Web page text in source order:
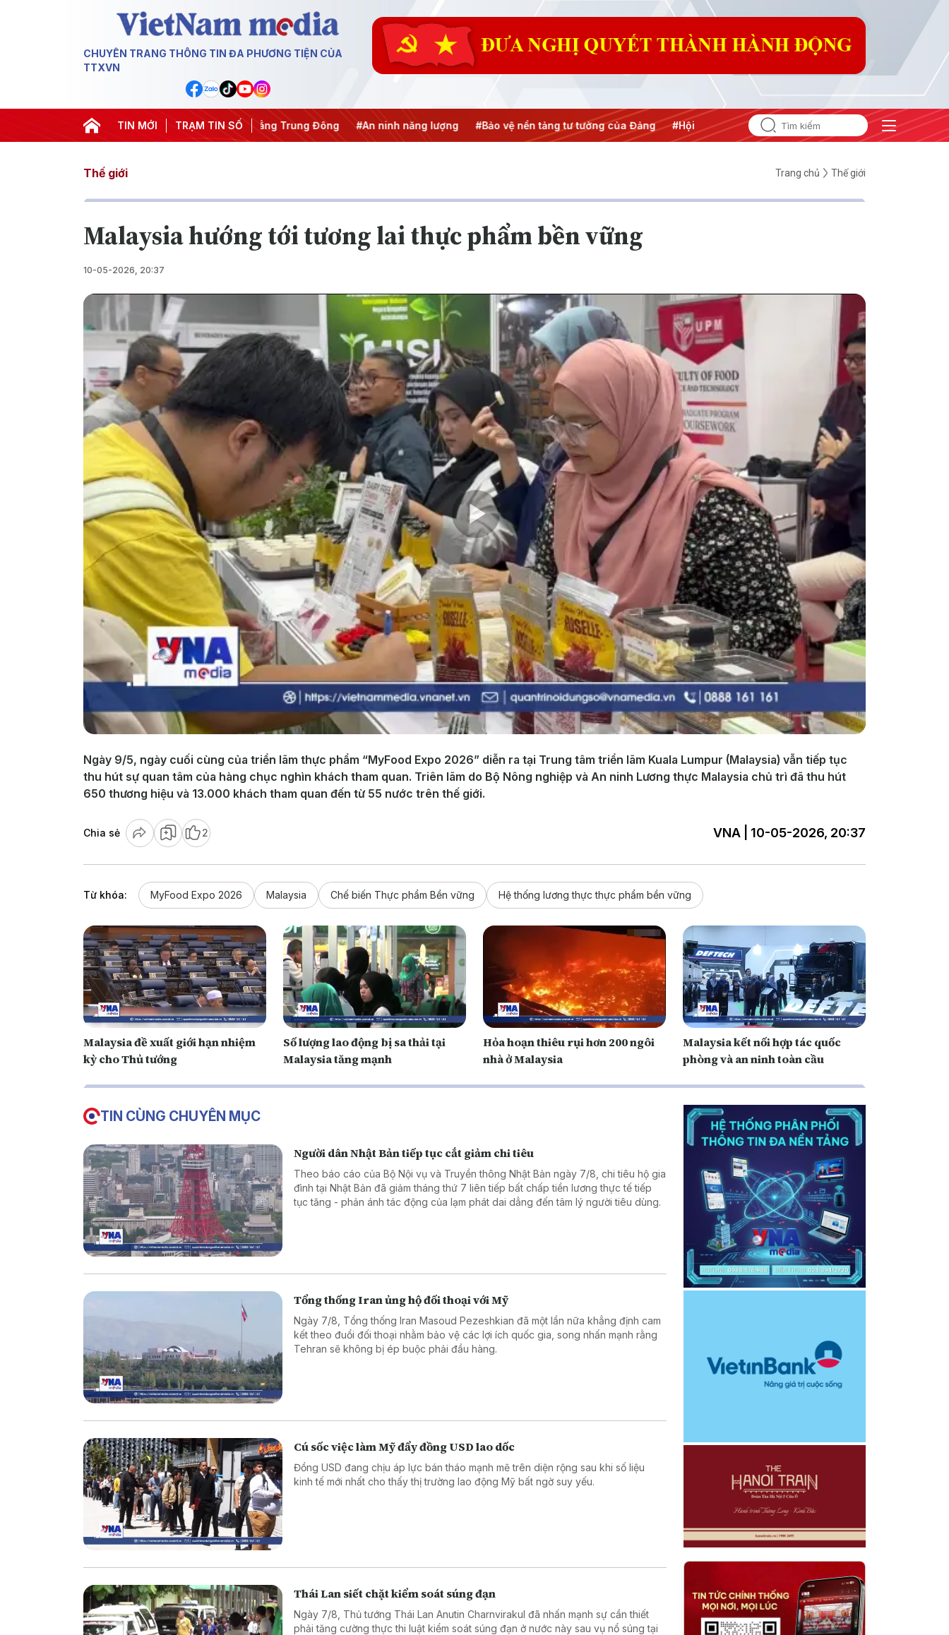
CHUYÊN TRANG THÔNG TIN ĐA PHƯƠNG TIỆN CỦA
TTXVN
TIN MỚI TRẠM TIN SỐ
#Chống khai thác IUU #Căng thẳng Trung Đông #An ninh năng lượng #Bảo vệ nền tảng tư tưởng của Đảng #Hội nghị Trung ương 3
Thế giới Trang chủ Thế giới
Malaysia hướng tới tương lai thực phẩm bền vững
10-05-2026, 20:37
Play
Video
Ngày 9/5, ngày cuối cùng của triển lãm thực phẩm “MyFood Expo 2026” diễn ra tại Trung tâm triển lãm Kuala Lumpur (Malaysia) vẫn tiếp tục
thu hút sự quan tâm của hàng chục nghìn khách tham quan. Triên lãm do Bộ Nông nghiệp và An ninh Lương thực Malaysia chủ trì đã thu hút
650 thương hiệu và 13.000 khách tham quan đến từ 55 nước trên thế giới.
Chia sẻ 2 VNA | 10-05-2026, 20:37
Từ khóa: MyFood Expo 2026 Malaysia Chế biến Thực phẩm Bền vững Hệ thống lương thực thực phẩm bền vững
Malaysia đề xuất giới hạn nhiệm
kỳ cho Thủ tướng
Số lượng lao động bị sa thải tại
Malaysia tăng mạnh
Hỏa hoạn thiêu rụi hơn 200 ngôi
nhà ở Malaysia
Malaysia kết nối hợp tác quốc
phòng và an ninh toàn cầu
TIN CÙNG CHUYÊN MỤC
Người dân Nhật Bản tiếp tục cắt giảm chi tiêu
Theo báo cáo của Bộ Nội vụ và Truyền thông Nhật Bản ngày 7/8, chi tiêu hộ gia
đình tại Nhật Bản đã giảm tháng thứ 7 liên tiếp bất chấp tiền lương thực tế tiếp
tục tăng - phản ánh tác động của lạm phát dai dẳng đến tâm lý người tiêu dùng.
Tổng thống Iran ủng hộ đối thoại với Mỹ
Ngày 7/8, Tổng thống Iran Masoud Pezeshkian đã một lần nữa khẳng định cam
kết theo đuổi đối thoại nhằm bảo vệ các lợi ích quốc gia, song nhấn mạnh rằng
Tehran sẽ không bị ép buộc phải đầu hàng.
Cú sốc việc làm Mỹ đẩy đồng USD lao dốc
Đồng USD đang chịu áp lực bán tháo mạnh mẽ trên diện rộng sau khi số liệu
kinh tế mới nhất cho thấy thị trường lao động Mỹ bất ngờ suy yếu.
Thái Lan siết chặt kiểm soát súng đạn
Ngày 7/8, Thủ tướng Thái Lan Anutin Charnvirakul đã nhấn mạnh sự cần thiết
phải tăng cường thực thi luật kiểm soát súng đạn ở nước này sau vụ nổ súng tại